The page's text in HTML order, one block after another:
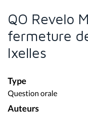
QO Revelo
fermeture
Ixelles
Type
Question orale
Auteurs